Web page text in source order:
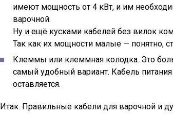
имеют мощность от 4 кВт, и им
варочной.
Ну и ещё кусками кабелей без вилок
Так как их мощности малые — понятно,
Клеммы или клеммная колодка. Это
самый удобный вариант. Кабель
оставляется.
Итак. Правильные кабели для варочной и